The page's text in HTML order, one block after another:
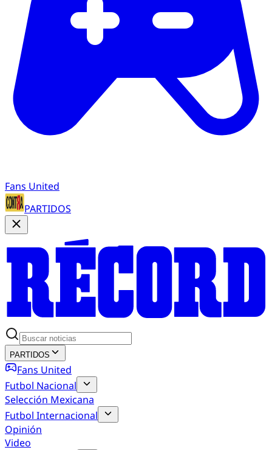
Fans United
PARTIDOS
PARTIDOS
Fans United
Futbol Nacional
Selección Mexicana
Futbol Internacional
Opinión
Video